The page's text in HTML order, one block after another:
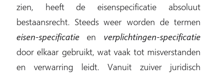
zien, heeft de eisenspecificatie absoluut
bestaansrecht. Steeds weer worden de termen
eisen-specificatieen verplichtingen-specificatie
door elkaar gebruikt, wat vaak tot misverstanden
en verwarring leidt. Vanuit zuiver juridisch